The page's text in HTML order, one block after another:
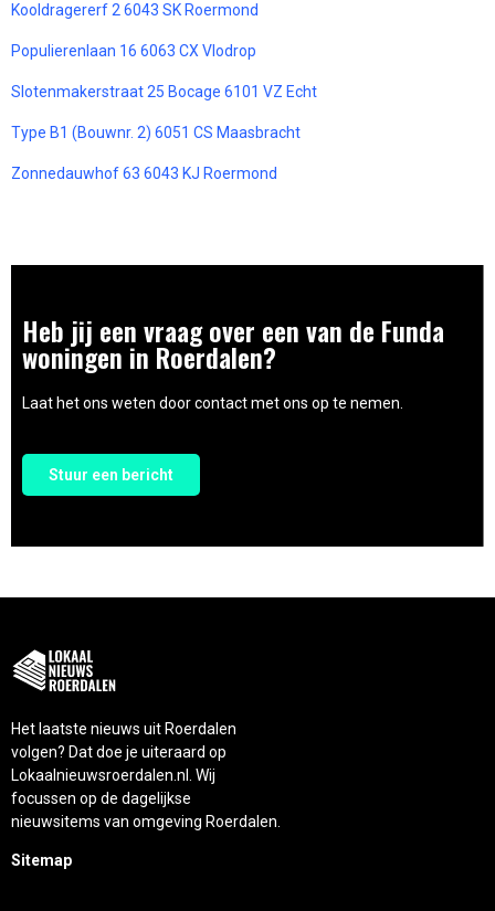
Kooldragererf 2 6043 SK Roermond
Populierenlaan 16 6063 CX Vlodrop
Slotenmakerstraat 25 Bocage 6101 VZ Echt
Type B1 (Bouwnr. 2) 6051 CS Maasbracht
Zonnedauwhof 63 6043 KJ Roermond
Heb jij een vraag over een van de Funda
woningen in Roerdalen?
Laat het ons weten door contact met ons op te nemen.
Stuur een bericht
Het laatste nieuws uit Roerdalen
volgen? Dat doe je uiteraard op
Lokaalnieuwsroerdalen.nl. Wij
focussen op de dagelijkse
nieuwsitems van omgeving Roerdalen.
Sitemap